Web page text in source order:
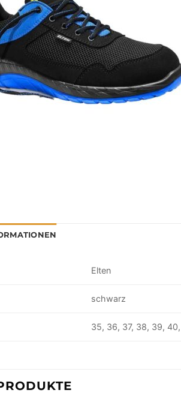
Elten
schwarz
35, 36, 37, 38, 39,